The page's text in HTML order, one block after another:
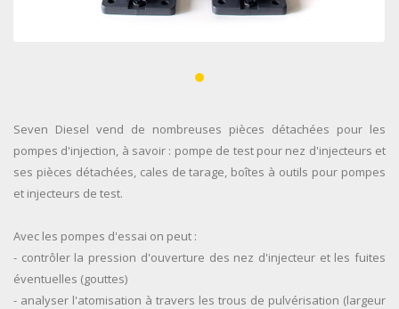
Seven Diesel vend de nombreuses pièces détachées pour les
pompes d'injection, à savoir : pompe de test pour nez d'injecteurs et
ses pièces détachées, cales de tarage, boîtes à outils pour pompes
et injecteurs de test.
Avec les pompes d'essai on peut :
- contrôler la pression d'ouverture des nez d'injecteur et les fuites
éventuelles (gouttes)
- analyser l'atomisation à travers les trous de pulvérisation (largeur